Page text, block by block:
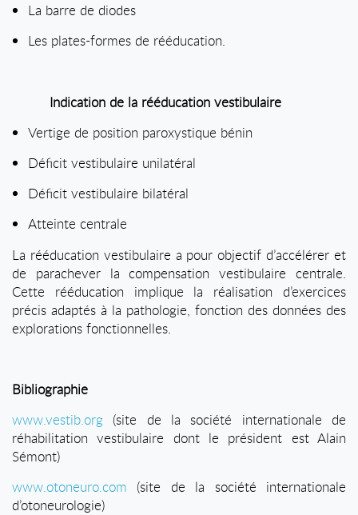
La barre de diodes
Les plates-formes de rééducation.
Indication de la rééducation vestibulaire
Vertige de position paroxystique bénin
Déficit vestibulaire unilatéral
Déficit vestibulaire bilatéral
Atteinte centrale
La rééducation vestibulaire a pour objectif d’accélérer et
de parachever la compensation vestibulaire centrale.
Cette rééducation implique la réalisation d’exercices
précis adaptés à la pathologie, fonction des données des
explorations fonctionnelles.
Bibliographie
www.vestib.org (site de la société internationale de
réhabilitation vestibulaire dont le président est Alain
Sémont)
www.otoneuro.com (site de la société internationale
d’otoneurologie)